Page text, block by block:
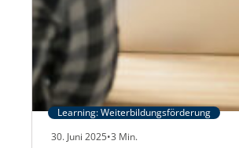
Learning: Weiterbildungsförderung
30. Juni 2025•3 Min.